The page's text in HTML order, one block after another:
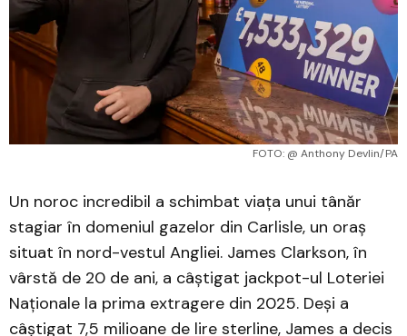
FOTO: @ Anthony Devlin/PA
Un noroc incredibil a schimbat viața unui tânăr
stagiar în domeniul gazelor din Carlisle, un oraș
situat în nord-vestul Angliei. James Clarkson, în
vârstă de 20 de ani, a câștigat jackpot-ul Loteriei
Naționale la prima extragere din 2025. Deși a
câștigat 7,5 milioane de lire sterline, James a decis